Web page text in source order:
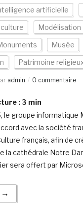
artificielle
Modélisation
Musée
Patrimoine
admin 0 commentaire
: 3 min
le groupe informatique
avec la société
français, afin de
la cathédrale Notre
sera offert par
→